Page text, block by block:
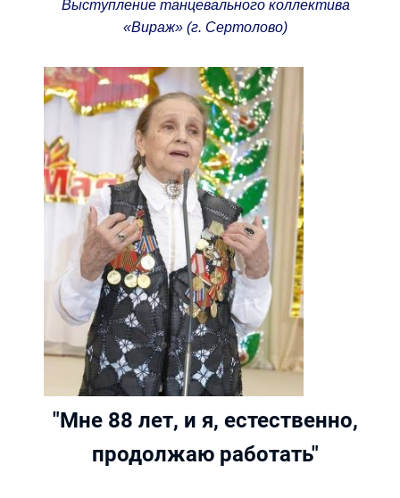
Выступление танцевального коллектива
«Вираж» (г. Сертолово)
"Мне 88 лет, и я, естественно,
продолжаю работать"